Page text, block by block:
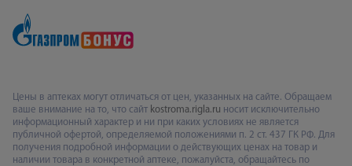
Цены в аптеках могут отличаться от цен, указанных на сайте. Обращаем
ваше внимание на то, что сайт kostroma.rigla.ru носит исключительно
информационный характер и ни при каких условиях не является
публичной офертой, определяемой положениями п. 2 ст. 437 ГК РФ. Для
получения подробной информации о действующих ценах на товар и
наличии товара в конкретной аптеке, пожалуйста, обращайтесь по